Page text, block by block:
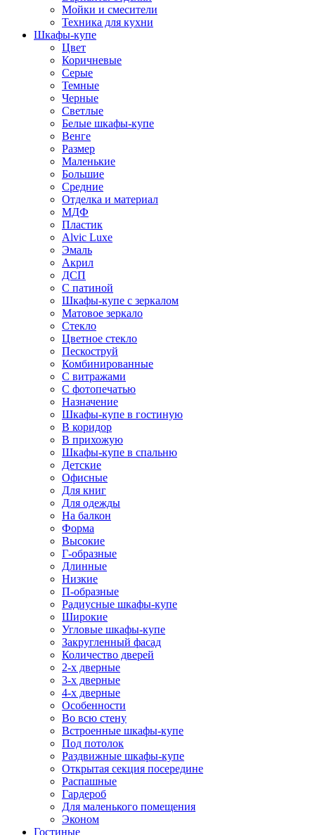
Мойки и смесители
Техника для кухни
Шкафы-купе
Цвет
Коричневые
Серые
Темные
Черные
Светлые
Белые шкафы-купе
Венге
Размер
Маленькие
Большие
Средние
Отделка и материал
МДФ
Пластик
Alvic Luxe
Эмаль
Акрил
ДСП
С патиной
Шкафы-купе с зеркалом
Матовое зеркало
Стекло
Цветное стекло
Пескоструй
Комбинированные
С витражами
С фотопечатью
Назначение
Шкафы-купе в гостиную
В коридор
В прихожую
Шкафы-купе в спальню
Детские
Офисные
Для книг
Для одежды
На балкон
Форма
Высокие
Г-образные
Длинные
Низкие
П-образные
Радиусные шкафы-купе
Широкие
Угловые шкафы-купе
Закругленный фасад
Количество дверей
2-х дверные
3-х дверные
4-х дверные
Особенности
Во всю стену
Встроенные шкафы-купе
Под потолок
Раздвижные шкафы-купе
Открытая секция посередине
Распашные
Гардероб
Для маленького помещения
Эконом
Гостиные